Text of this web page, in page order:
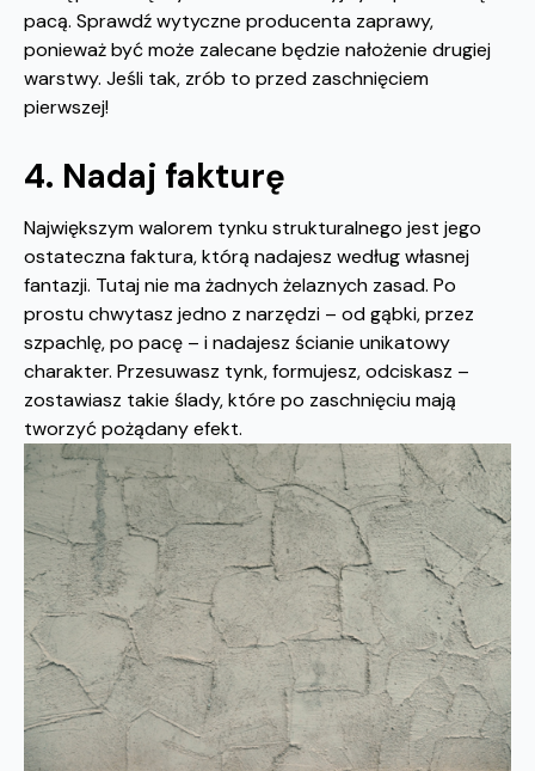
pacą. Sprawdź wytyczne producenta zaprawy,
ponieważ być może zalecane będzie nałożenie drugiej
warstwy. Jeśli tak, zrób to przed zaschnięciem
pierwszej!
4. Nadaj fakturę
Największym walorem tynku strukturalnego jest jego
ostateczna faktura, którą nadajesz według własnej
fantazji. Tutaj nie ma żadnych żelaznych zasad. Po
prostu chwytasz jedno z narzędzi – od gąbki, przez
szpachlę, po pacę – i nadajesz ścianie unikatowy
charakter. Przesuwasz tynk, formujesz, odciskasz –
zostawiasz takie ślady, które po zaschnięciu mają
tworzyć pożądany efekt.